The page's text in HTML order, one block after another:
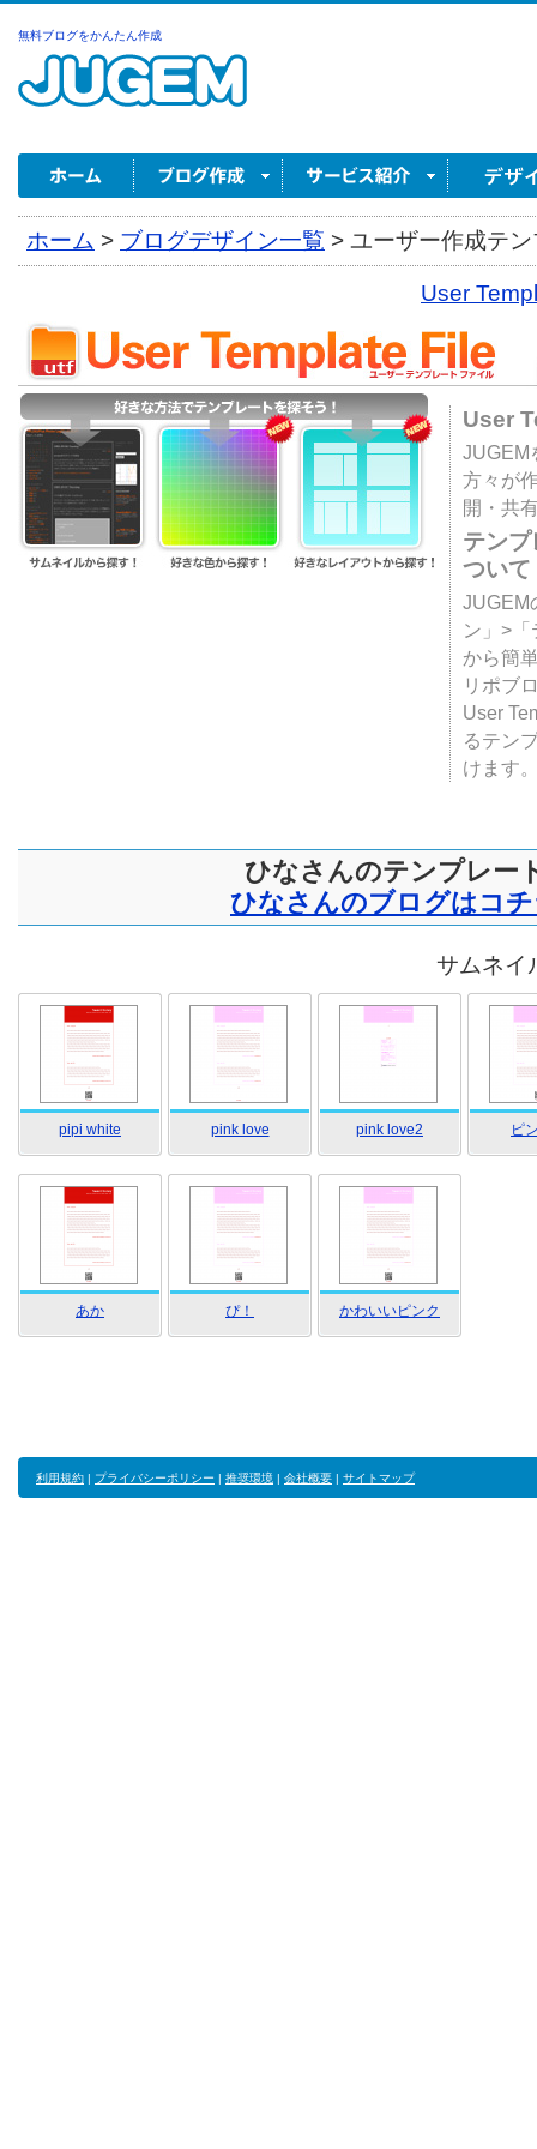
無料ブログをかんたん作成
ホーム > ブログデザイン一覧 > ユーザー作成テ
User
User
JUGEM
方々が
開・共
テン
ついて
JUGEM
ン」>
から簡
リポブ
User
るテン
けます
ひなさんのテンプレー
ひなさんのブログはコ
サムネイ
pipi white pink love pink love2 ピ
あか ぴ！ かわいいピンク
利用規約 | プライバシーポリシー | 推奨環境 | 会社概要 | サイトマップ